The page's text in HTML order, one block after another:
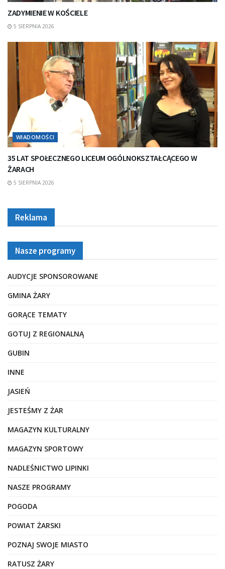
ZADYMIENIE W KOŚCIELE
5 SIERPNIA 2026
WIADOMOŚCI
35 LAT SPOŁECZNEGO LICEUM OGÓLNOKSZTAŁCĄCEGO W
ŻARACH
5 SIERPNIA 2026
Reklama
Nasze programy
AUDYCJE SPONSOROWANE
GMINA ŻARY
GORĄCE TEMATY
GOTUJ Z REGIONALNĄ
GUBIN
INNE
JASIEŃ
JESTEŚMY Z ŻAR
MAGAZYN KULTURALNY
MAGAZYN SPORTOWY
NADLEŚNICTWO LIPINKI
NASZE PROGRAMY
POGODA
POWIAT ŻARSKI
POZNAJ SWOJE MIASTO
RATUSZ ŻARY